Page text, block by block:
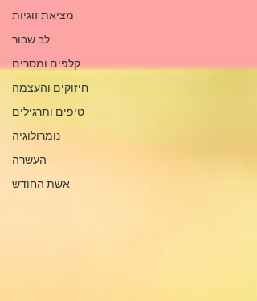
מציאת זוגיות
לב שבור
קלפים ומסרים
חיזוקים והעצמה
טיפים ותרגילים
נומרולוגיה
העשרה
אשת החודש